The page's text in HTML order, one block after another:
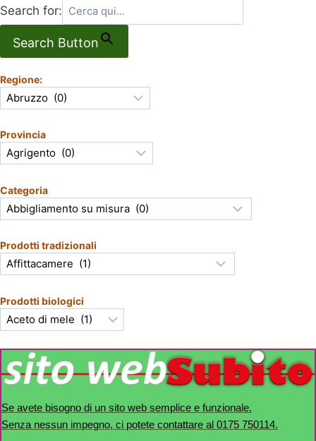
Search for:
Search Button
Regione:
Provincia
Categoria
Prodotti tradizionali
Prodotti biologici
Se avete bisogno di un sito web semplice e funzionale.
Senza nessun impegno, ci potete contattare al 0175 750114.